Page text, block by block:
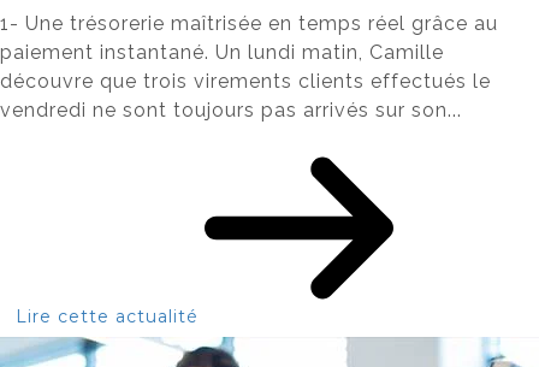
1- Une trésorerie maîtrisée en temps réel grâce au
paiement instantané. Un lundi matin, Camille
découvre que trois virements clients effectués le
vendredi ne sont toujours pas arrivés sur son...
Lire cette actualité